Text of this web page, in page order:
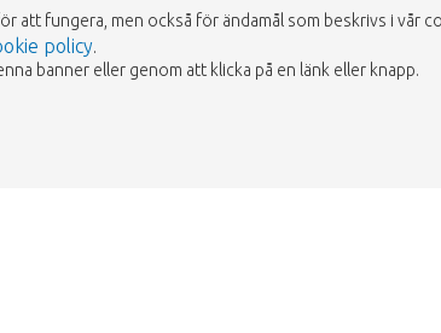
att fungera, men också för ändamål som beskrivs i vår
policy.
banner eller genom att klicka på en länk eller knapp.